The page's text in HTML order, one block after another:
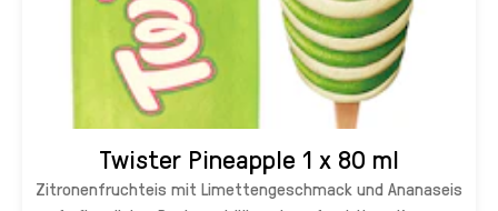
Twister Pineapple 1 x 80 ml
Zitronenfruchteis mit Limettengeschmack und Ananaseis